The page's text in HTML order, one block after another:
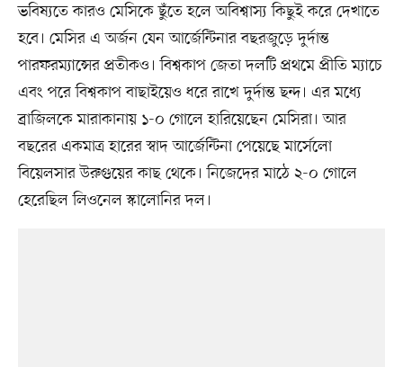
ভবিষ্যতে কারও মেসিকে ছুঁতে হলে অবিশ্বাস্য কিছুই করে দেখাতে
হবে। মেসির এ অর্জন যেন আর্জেন্টিনার বছরজুড়ে দুর্দান্ত
পারফরম্যান্সের প্রতীকও। বিশ্বকাপ জেতা দলটি প্রথমে প্রীতি ম্যাচে
এবং পরে বিশ্বকাপ বাছাইয়েও ধরে রাখে দুর্দান্ত ছন্দ। এর মধ্যে
ব্রাজিলকে মারাকানায় ১-০ গোলে হারিয়েছেন মেসিরা। আর
বছরের একমাত্র হারের স্বাদ আর্জেন্টিনা পেয়েছে মার্সেলো
বিয়েলসার উরুগুয়ের কাছ থেকে। নিজেদের মাঠে ২-০ গোলে
হেরেছিল লিওনেল স্কালোনির দল।